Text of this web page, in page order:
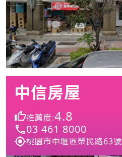
中信房屋
推薦度:4.8
03 461 8000
桃園市中壢區榮民路63號